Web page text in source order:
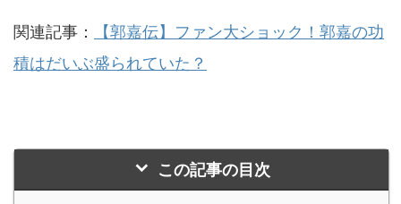
関連記事：
【郭嘉伝】ファン大ショック！郭嘉の功
積はだいぶ盛られていた？
この記事の目次